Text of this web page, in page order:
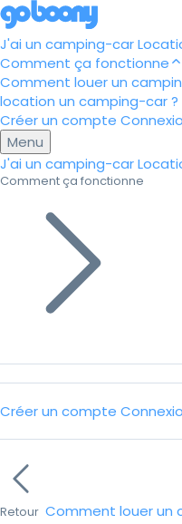
J'ai un camping-car
Comment ça fonctionne
Comment louer un
location un camping-car ?
Créer un compte
Menu
J'ai un camping-car
Comment ça fonctionne
Créer un compte
Retour Comment louer un